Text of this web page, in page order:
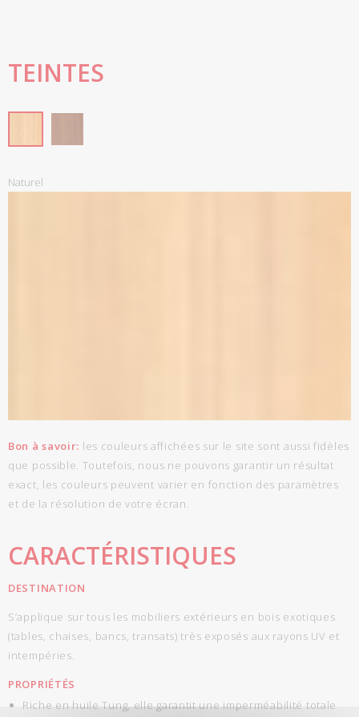
TEINTES
Naturel
Bon à savoir: les couleurs affichées sur le site sont aussi fidèles
que possible. Toutefois, nous ne pouvons garantir un résultat
exact, les couleurs peuvent varier en fonction des paramètres
et de la résolution de votre écran.
CARACTÉRISTIQUES
DESTINATION
S’applique sur tous les mobiliers extérieurs en bois exotiques
(tables, chaises, bancs, transats) très exposés aux rayons UV et
intempéries.
PROPRIÉTÉS
Riche en huile Tung, elle garantit une imperméabilité totale